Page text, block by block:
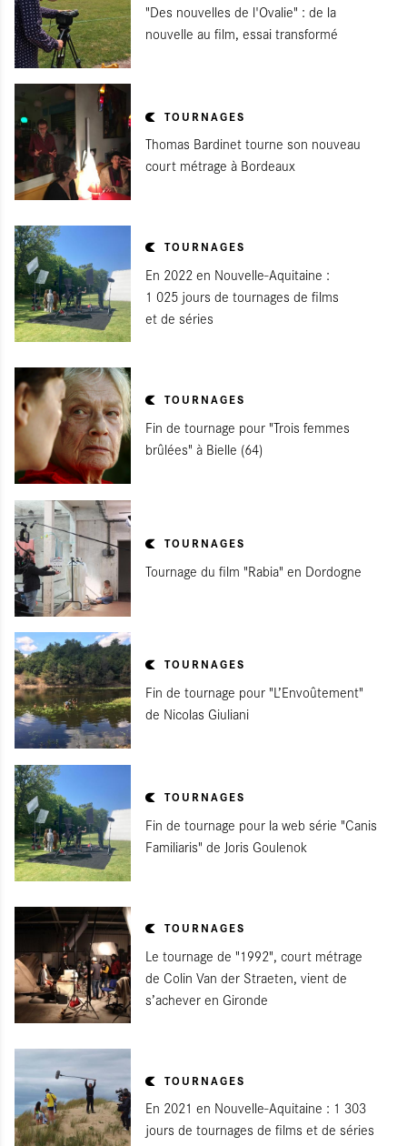
"Des nouvelles de l'Ovalie" : de la
nouvelle au film, essai transformé
TOURNAGES
Thomas Bardinet tourne son nouveau
court métrage à Bordeaux
TOURNAGES
En 2022 en Nouvelle-Aquitaine :
1 025 jours de tournages de films
et de séries
TOURNAGES
Fin de tournage pour "Trois femmes
brûlées" à Bielle (64)
TOURNAGES
Tournage du film "Rabia" en Dordogne
TOURNAGES
Fin de tournage pour "L’Envoûtement"
de Nicolas Giuliani
TOURNAGES
Fin de tournage pour la web série "Canis
Familiaris" de Joris Goulenok
TOURNAGES
Le tournage de "1992", court métrage
de Colin Van der Straeten, vient de
s’achever en Gironde
TOURNAGES
En 2021 en Nouvelle-Aquitaine : 1 303
jours de tournages de films et de séries